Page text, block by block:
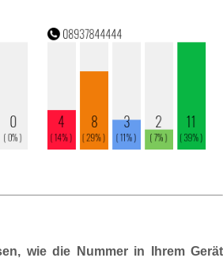
wie die Nummer in Ihrem Gerät